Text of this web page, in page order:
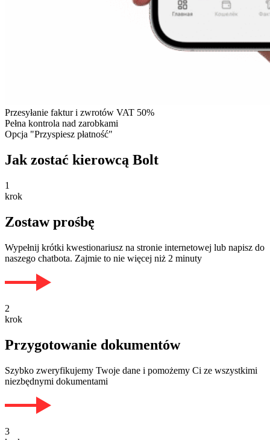
Przesyłanie faktur i zwrotów VAT 50%
Pełna kontrola nad zarobkami
Opcja "Przyspiesz płatność"
Jak zostać kierowcą Bolt
1
krok
Zostaw prośbę
Wypełnij krótki kwestionariusz na stronie internetowej lub napisz do
naszego chatbota. Zajmie to nie więcej niż 2 minuty
2
krok
Przygotowanie dokumentów
Szybko zweryfikujemy Twoje dane i pomożemy Ci ze wszystkimi
niezbędnymi dokumentami
3